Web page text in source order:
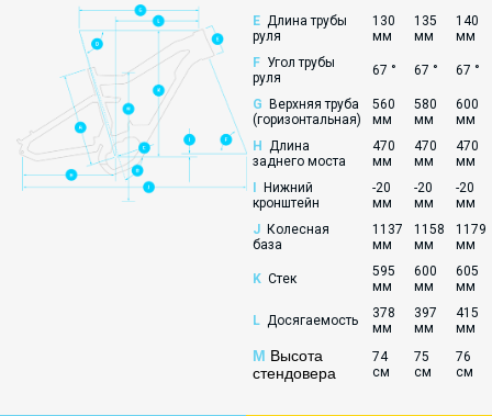
E Длина трубы
руля
130
мм
135
мм
140
мм
F Угол трубы
руля
67 ° 67 ° 67 °
G
Верхняя труба
(горизонтальная)
560
мм
580
мм
600
мм
H Длина
заднего моста
470
мм
470
мм
470
мм
Нижний
кронштейн
-20
мм
-20
мм
-20
мм
J Колесная
база
1137
мм
1158
мм
1179
мм
K Стек
595
мм
600
мм
605
мм
L Досягаемость
378
мм
397
мм
415
мм
M Высота
стендовера
74
см
75
см
76
см